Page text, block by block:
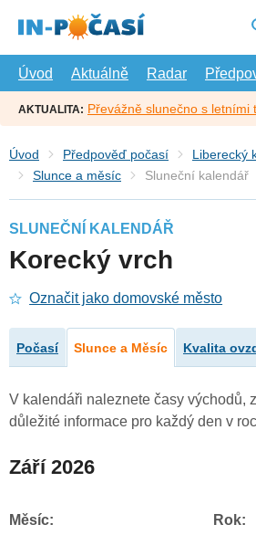
hlavní
Úvod
Aktuálně Radar
AKTUALITA: Převážně slunečno s letními
Úvod Předpověď počasí Liberecký
Slunce a měsíc
Sluneční kalendář
SLUNEČNÍ KALENDÁŘ
Korecký vrch
Označit jako domovské město
Počasí Slunce a Měsíc Kvalita
V kalendáři naleznete časy východů,
důležité informace pro každý den v
Září 2026
Měsíc: Rok: